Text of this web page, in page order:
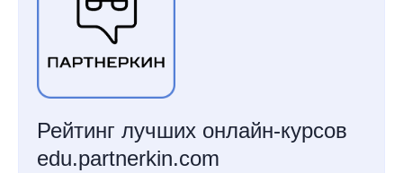
Рейтинг лучших онлайн-курсов
edu.partnerkin.com